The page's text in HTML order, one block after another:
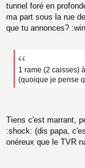
tunnel foré en
ma part sous la rue
que tu annonces?
1 rame (2 caisses)
(quoique je pense
Tiens c'est marrant,
:shock: (dis papa,
onéreux que le TVR